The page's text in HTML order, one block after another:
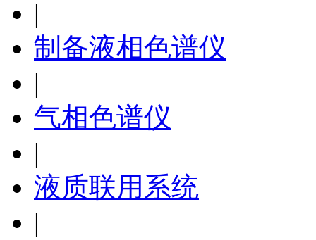
|
制备液相色谱仪
|
气相色谱仪
|
液质联用系统
|